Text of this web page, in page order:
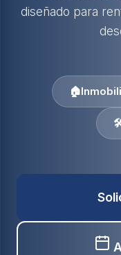
diseñado para
🏠